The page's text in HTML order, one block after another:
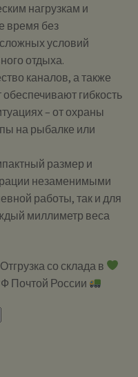
нагрузкам и
время без
условий
отдыха.
каналов, а также
гибкость
– от охраны
на рыбалке или
размер и
незаменимыми
работы, так и для
миллиметр веса
со склада в
Почтой России